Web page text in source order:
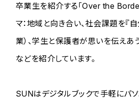
卒業生を紹介する「Over the Border
マ：地域と向き合い、社会課題を『
業）、学生と保護者が思いを伝えあ
などを紹介しています。
SUNはデジタルブックで手軽にパソ